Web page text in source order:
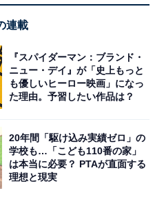
・コミュニティの場とし
緑地」があります。
を見る
連載
『スパイダーマン：ブランド・
ニュー・デイ』が「史上もっと
も優しいヒーロー映画」になっ
た理由。予習したい作品は？
20年間「駆け込み実績ゼロ」の
学校も…「こども110番の家」
は本当に必要？ PTAが直面する
理想と現実